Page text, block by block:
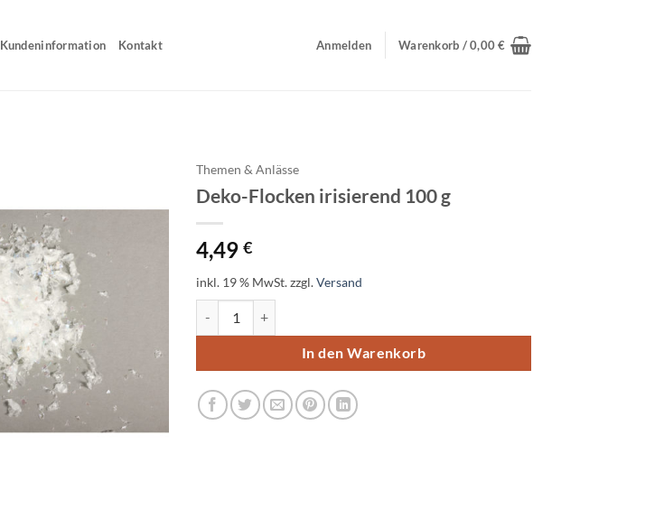
Kundeninformation Kontakt Anmelden Warenkorb /0,00€
Themen & Anlässe
Deko-Flocken irisierend 100 g
4,49€
inkl. 19 % MwSt.zzgl.Versand
In den Warenkorb